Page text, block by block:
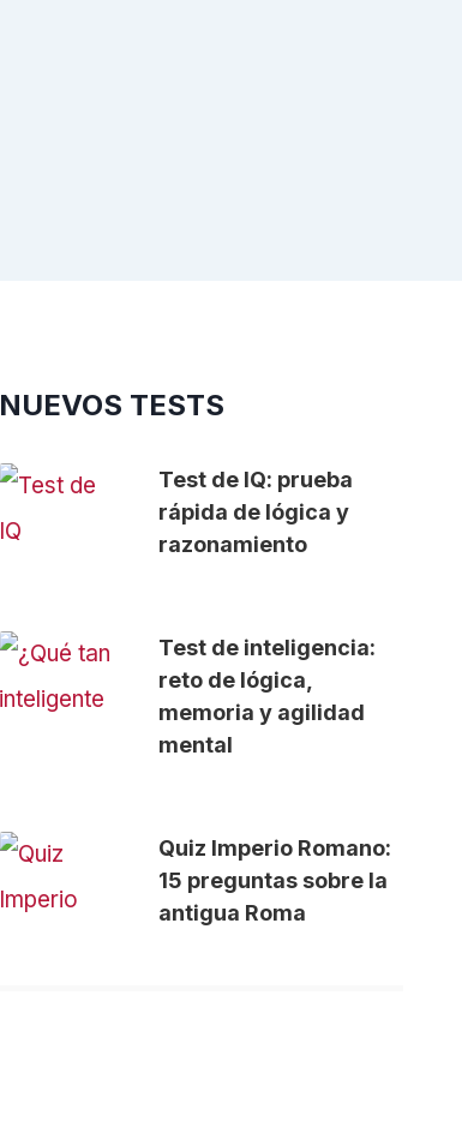
NUEVOS TESTS
Test de IQ: prueba
rápida de lógica y
razonamiento
Test de inteligencia:
reto de lógica,
memoria y agilidad
mental
Quiz Imperio Romano:
15 preguntas sobre la
antigua Roma